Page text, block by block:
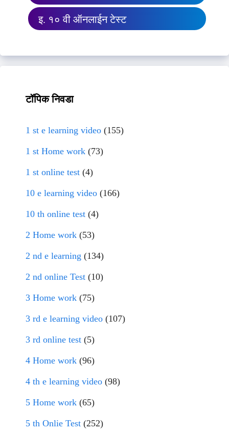
इ. १० वी ऑनलाईन टेस्ट
टॉपिक निवडा
1 st e learning video (155)
1 st Home work (73)
1 st online test (4)
10 e learning video (166)
10 th online test (4)
2 Home work (53)
2 nd e learning (134)
2 nd online Test (10)
3 Home work (75)
3 rd e learning video (107)
3 rd online test (5)
4 Home work (96)
4 th e learning video (98)
5 Home work (65)
5 th Onlie Test (252)